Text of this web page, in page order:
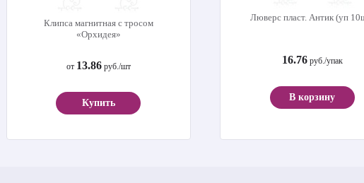
Клипса магнитная с тросом
«Орхидея»
от 13.86руб./шт
Купить
Люверс пласт. Антик (уп
16.76руб./упак
В корзину